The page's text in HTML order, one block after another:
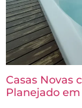
Casas Novas
Planejado